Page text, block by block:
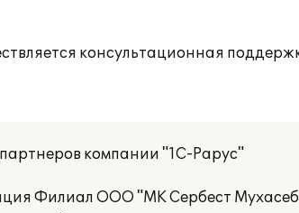
консультационная
компании "1С-Рарус"
Филиал ООО "МК Сербест